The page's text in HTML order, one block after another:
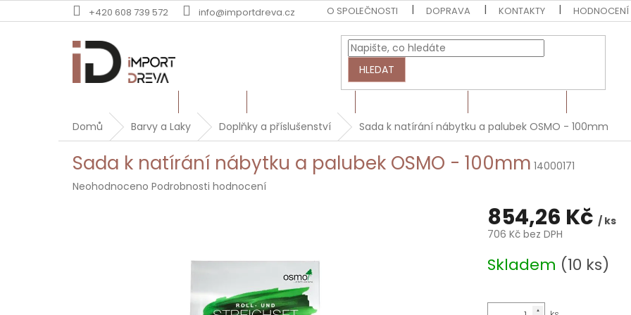
na
+420 608 739 572 info@importdreva.cz O SPOLEČNOSTI DOPRAVA KONTAKTY HODNOCENÍ
HLEDAT
Domů Barvy a Laky Doplňky a příslušenství Sada k natírání nábytku a palubek OSMO - 100mm
Sada k natírání nábytku a palubek OSMO - 100mm 14000171
Průměrné
Neohodnoceno Podrobnosti hodnocení
854,26 Kč / ks
706 Kč bez DPH
cena:
Skladem (10 ks)